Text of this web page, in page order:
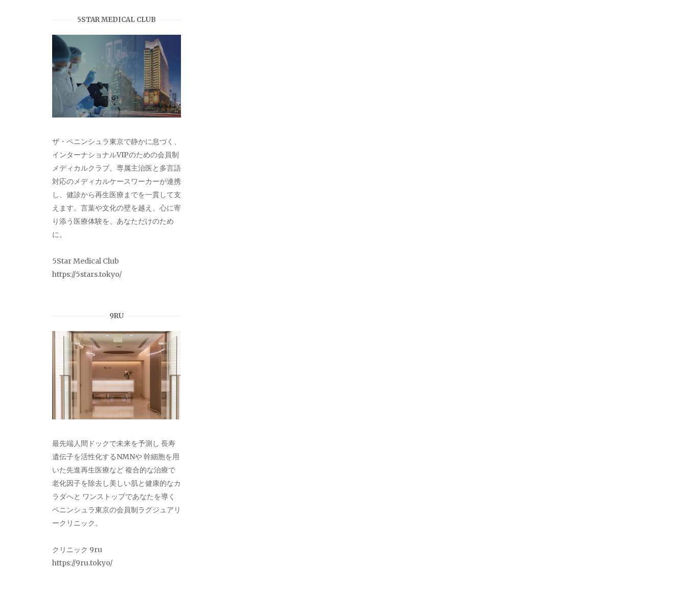
5STAR MEDICAL CLUB
ザ・ペニンシュラ東京で静かに息づく、
インターナショナルVIPのための会員制
メディカルクラブ。専属主治医と多言語
対応のメディカルケースワーカーが連携
し、健診から再生医療までを一貫して支
えます。言葉や文化の壁を越え、心に寄
り添う医療体験を、あなただけのため
に。
5Star Medical Club
https://5stars.tokyo/
9RU
最先端人間ドックで未来を予測し 長寿
遺伝子を活性化するNMNや 幹細胞を用
いた先進再生医療など 複合的な治療で
老化因子を除去し美しい肌と健康的なカ
ラダへと ワンストップであなたを導く
ペニンシュラ東京の会員制ラグジュアリ
ークリニック。
クリニック 9ru
https://9ru.tokyo/